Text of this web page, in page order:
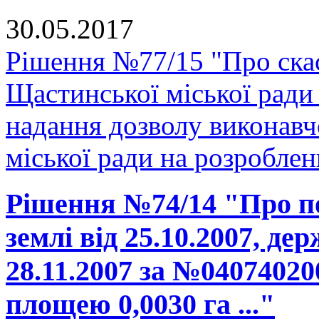
30.05.2017
Рішення №77/15 "Про
Щастинської міської
надання дозволу
міської ради на
Рішення №74/14 "Про
землі від 25.10.2007,
28.11.2007 за
площею 0,0030 га ..."